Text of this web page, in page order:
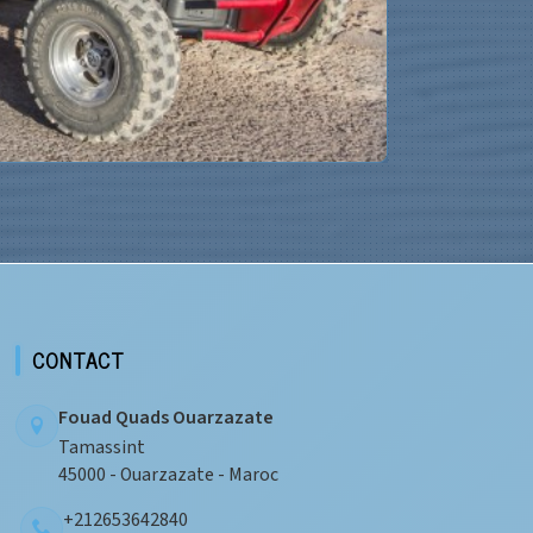
VOIR
CONTACT
Fouad Quads Ouarzazate
Tamassint
45000 - Ouarzazate - Maroc
+212653642840